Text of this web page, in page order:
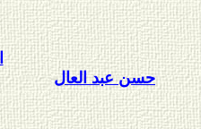
حسن عبد العال